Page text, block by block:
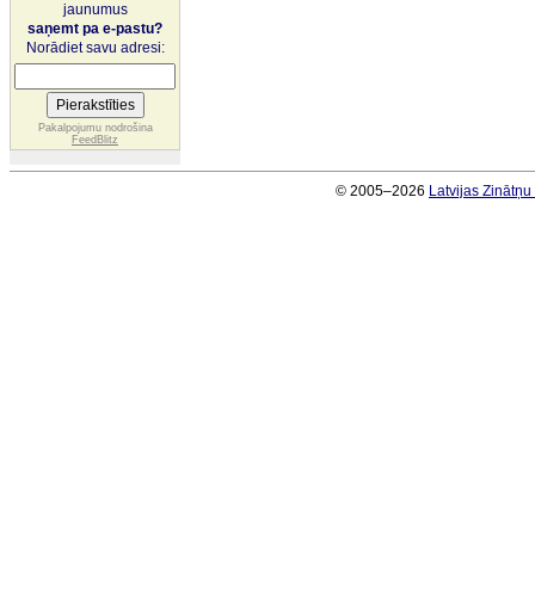
jaunumus
saņemt pa e-pastu?
Norādiet savu adresi:
Pakalpojumu nodrošina
FeedBlitz
© 2005–2026 Latvijas